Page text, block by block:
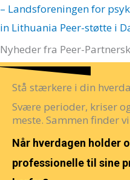
– Landsforeningen for
in Lithuania Peer-støtte i
Nyheder fra Peer-
Stå stærkere i din
Svære perioder, kriser
meste. Sammen finder
Når hverdagen holder
professionelle til sine